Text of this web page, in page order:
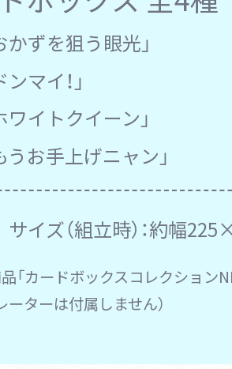
かずを狙う眼光」
ンマイ！」
ワイトクイーン」
うお手上げニャン」
サイズ（組立時）：約幅
「カードボックスコレクション
ーターは付属しません）